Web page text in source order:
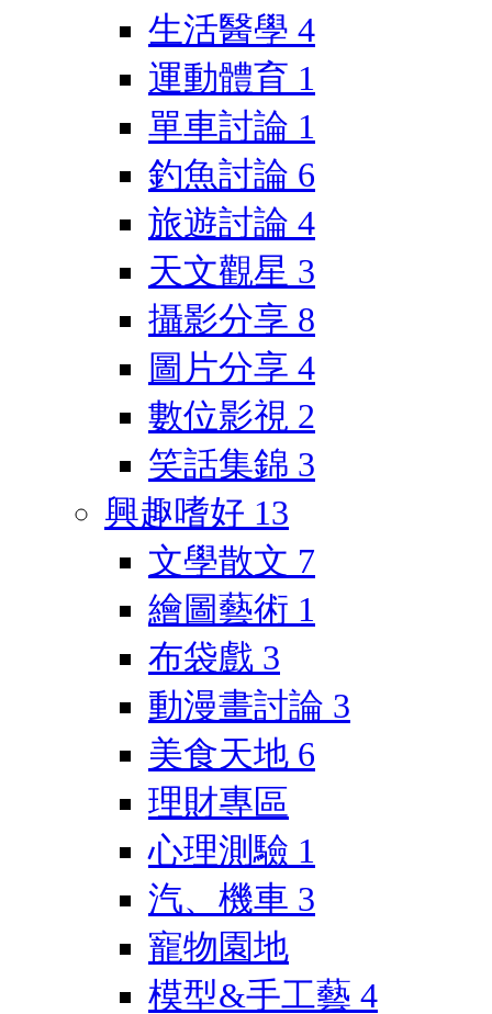
生活醫學 4
運動體育 1
單車討論 1
釣魚討論 6
旅遊討論 4
天文觀星 3
攝影分享 8
圖片分享 4
數位影視 2
笑話集錦 3
興趣嗜好 13
文學散文 7
繪圖藝術 1
布袋戲 3
動漫畫討論 3
美食天地 6
理財專區
心理測驗 1
汽、機車 3
寵物園地
模型&手工藝 4